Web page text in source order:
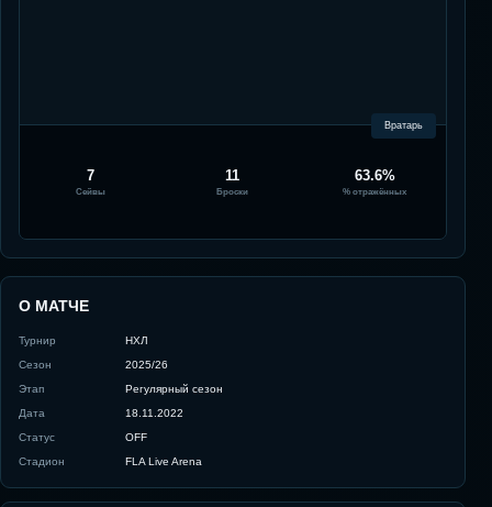
Вратарь
7
Сейвы
11
Броски
63.6%
% отражённых
О МАТЧЕ
Турнир
НХЛ
Сезон
2025/26
Этап
Регулярный сезон
Дата
18.11.2022
Статус
OFF
Стадион
FLA Live Arena